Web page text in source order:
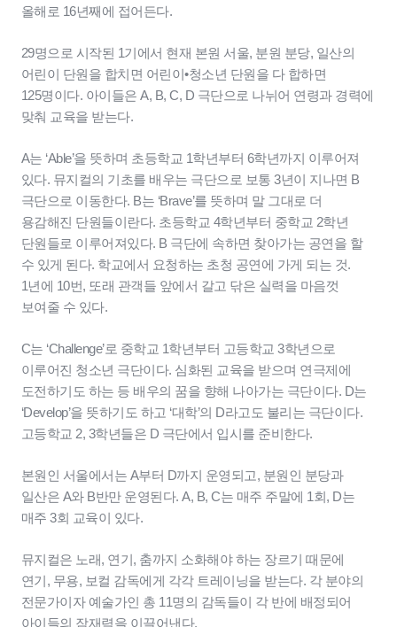
올해로 16년째에 접어든다.
29명으로 시작된 1기에서 현재 본원 서울, 분원 분당, 일산의
어린이 단원을 합치면 어린이•청소년 단원을 다 합하면
125명이다. 아이들은 A, B, C, D 극단으로 나뉘어 연령과 경력에
맞춰 교육을 받는다.
A는 ‘Able’을 뜻하며 초등학교 1학년부터 6학년까지 이루어져
있다. 뮤지컬의 기초를 배우는 극단으로 보통 3년이 지나면 B
극단으로 이동한다. B는 ‘Brave’를 뜻하며 말 그대로 더
용감해진 단원들이란다. 초등학교 4학년부터 중학교 2학년
단원들로 이루어져있다. B 극단에 속하면 찾아가는 공연을 할
수 있게 된다. 학교에서 요청하는 초청 공연에 가게 되는 것.
1년에 10번, 또래 관객들 앞에서 갈고 닦은 실력을 마음껏
보여줄 수 있다.
C는 ‘Challenge’로 중학교 1학년부터 고등학교 3학년으로
이루어진 청소년 극단이다. 심화된 교육을 받으며 연극제에
도전하기도 하는 등 배우의 꿈을 향해 나아가는 극단이다. D는
‘Develop’을 뜻하기도 하고 ‘대학’의 D라고도 불리는 극단이다.
고등학교 2, 3학년들은 D 극단에서 입시를 준비한다.
본원인 서울에서는 A부터 D까지 운영되고, 분원인 분당과
일산은 A와 B반만 운영된다. A, B, C는 매주 주말에 1회, D는
매주 3회 교육이 있다.
뮤지컬은 노래, 연기, 춤까지 소화해야 하는 장르기 때문에
연기, 무용, 보컬 감독에게 각각 트레이닝을 받는다. 각 분야의
전문가이자 예술가인 총 11명의 감독들이 각 반에 배정되어
아이들의 잠재력을 이끌어낸다.